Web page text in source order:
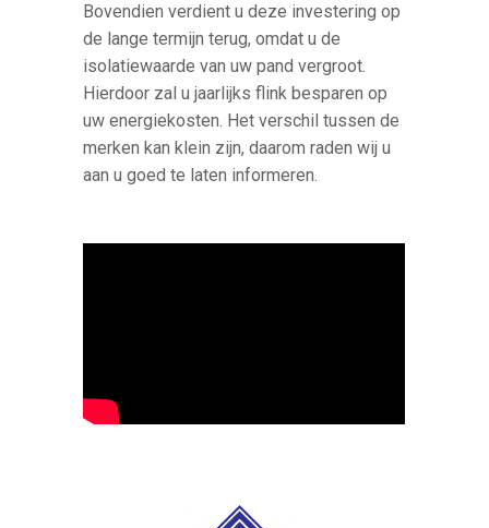
Bovendien verdient u deze investering op
de lange termijn terug, omdat u de
isolatiewaarde van uw pand vergroot.
Hierdoor zal u jaarlijks flink besparen op
uw energiekosten. Het verschil tussen de
merken kan klein zijn, daarom raden wij u
aan u goed te laten informeren.